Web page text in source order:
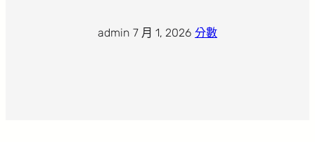
admin 7 月 1, 2026 分數